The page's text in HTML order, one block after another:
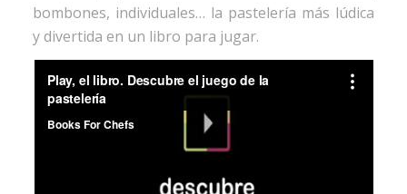
bombones, individuales… la pastelería más lúdica
y divertida en un libro para jugar.